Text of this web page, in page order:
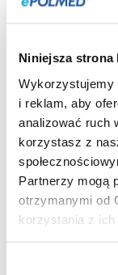
Niniejsza
Wykorzystujemy
i reklam, aby
analizować ruch
korzystasz z
Partnerzy mogą
otrzymanymi od
korzystania z ich
Centrum